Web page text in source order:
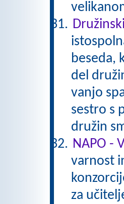
beseda,
del
vanjo
sestro s
družin
NAPO -
varnost
za